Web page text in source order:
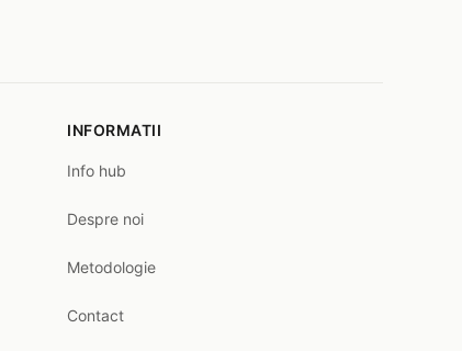
INFORMATII
Info hub
Despre noi
Metodologie
Contact